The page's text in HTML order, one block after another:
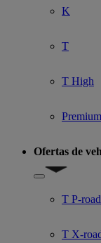
K
T
T High
Premium
Ofertas de
Show
T P-road
T X-